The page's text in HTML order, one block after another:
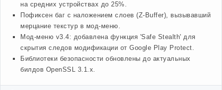
на средних устройствах до 25%.
Пофиксен баг с наложением слоев (Z-Buffer), вызывавший
мерцание текстур в мод-меню.
Мод-меню v3.4: добавлена функция 'Safe Stealth' для
скрытия следов модификации от Google Play Protect.
Библиотеки безопасности обновлены до актуальных
билдов OpenSSL 3.1.x.